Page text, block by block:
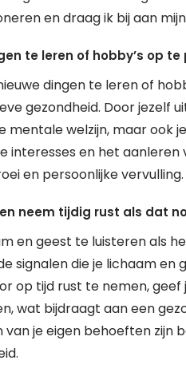
en draag ik bij aan
te leren of hobby’s op te
dingen te leren of
gezondheid. Door jezelf
mentale welzijn, maar ook
interesses en het aanleren
en persoonlijke vervulling.
neem tijdig rust als dat
en geest te luisteren als
signalen die je lichaam
op tijd rust te nemen,
wat bijdraagt aan een
je eigen behoeften zijn